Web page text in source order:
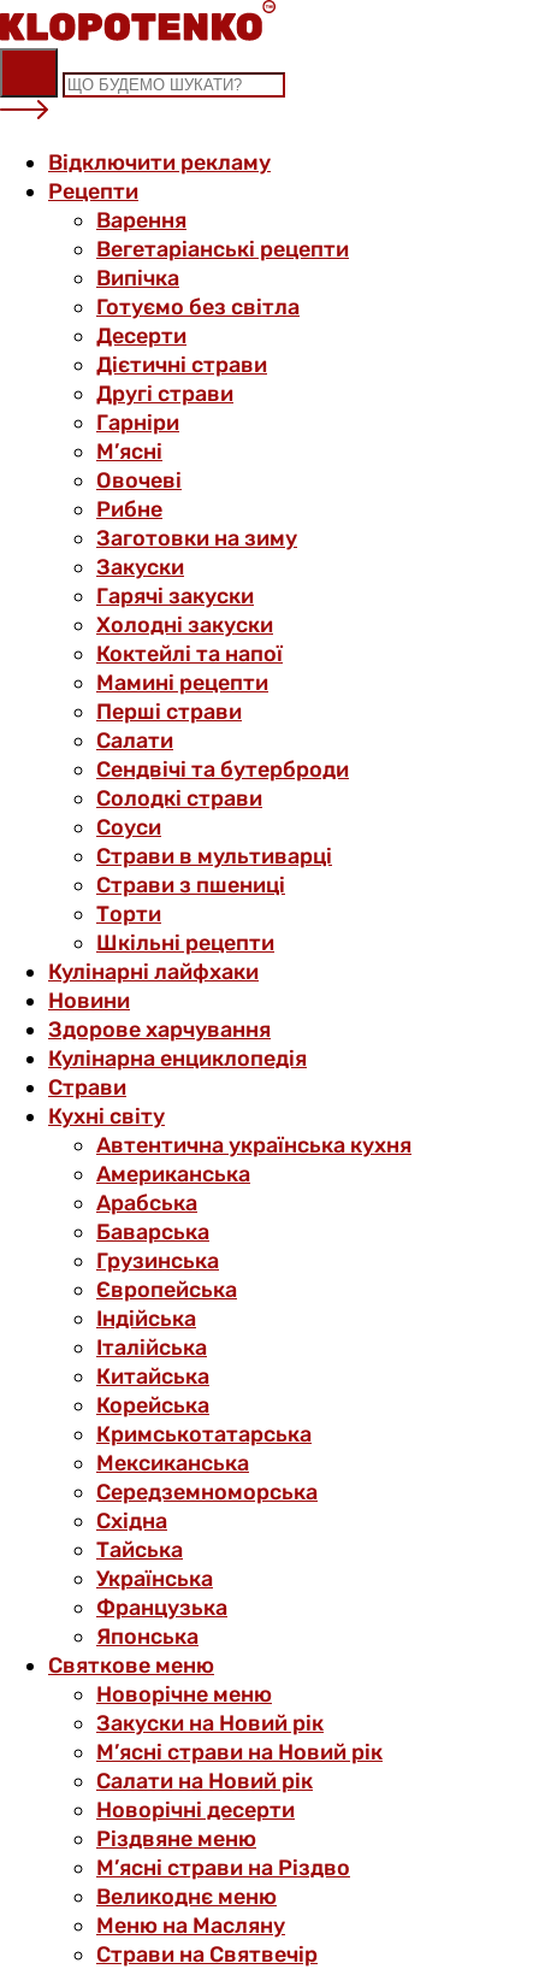
Skip
to
content
Відключити рекламу
Рецепти
Варення
Вегетаріанські рецепти
Випічка
Готуємо без світла
Десерти
Дієтичні страви
Другі страви
Гарніри
М’ясні
Овочеві
Рибне
Заготовки на зиму
Закуски
Гарячі закуски
Холодні закуски
Коктейлі та напої
Мамині рецепти
Перші страви
Салати
Сендвічі та бутерброди
Солодкі страви
Соуси
Страви в мультиварці
Страви з пшениці
Торти
Шкільні рецепти
Кулінарні лайфхаки
Новини
Здорове харчування
Кулінарна енциклопедія
Страви
Кухні світу
Автентична українська кухня
Американська
Арабська
Баварська
Грузинська
Європейська
Індійська
Італійська
Китайська
Корейська
Кримськотатарська
Мексиканська
Середземноморська
Східна
Тайська
Українська
Французька
Японська
Святкове меню
Новорічне меню
Закуски на Новий рік
М’ясні страви на Новий рік
Салати на Новий рік
Новорічні десерти
Різдвяне меню
М’ясні страви на Різдво
Великоднє меню
Меню на Масляну
Страви на Святвечір